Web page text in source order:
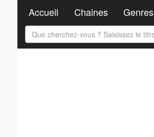
Accueil Chaines Genres